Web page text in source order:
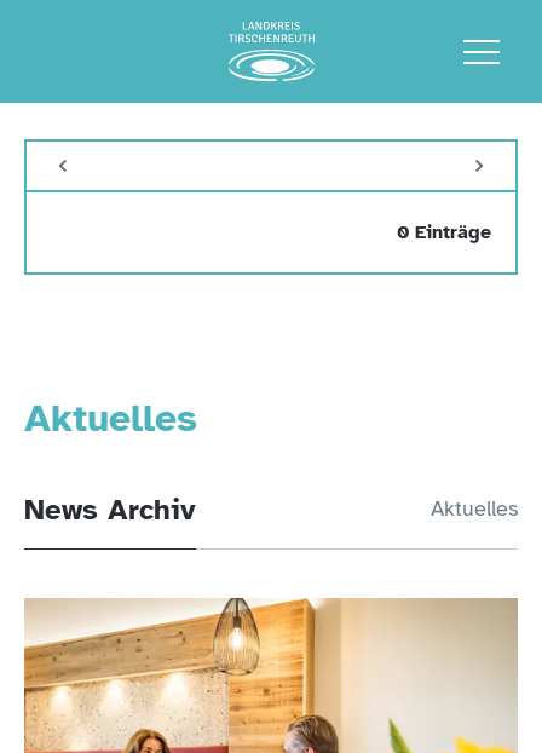
Aktuelles
News Archiv Aktuelles
0 Einträge